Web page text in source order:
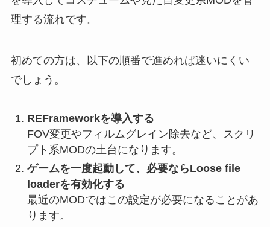
理する流れです。
初めての方は、以下の順番で進めれば迷いにくい
でしょう。
REFrameworkを導入する
FOV変更やフィルムグレイン除去など、スクリ
プト系MODの土台になります。
ゲームを一度起動して、必要ならLoose file
loaderを有効化する
最近のMODではこの設定が必要になることがあ
ります。